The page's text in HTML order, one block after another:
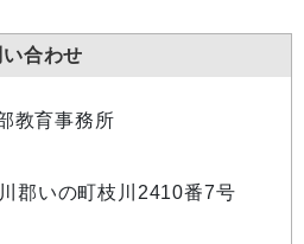
合わせ
教育事務所
郡いの町枝川2410番7号